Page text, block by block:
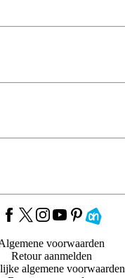
voorwaarden
Retour aanmelden
algemene voorwaarden